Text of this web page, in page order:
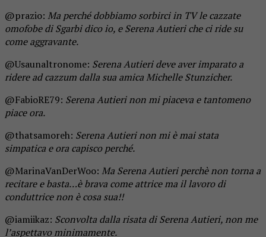
@prazio: Ma perché dobbiamo sorbirci in TV le cazzate
omofobe di Sgarbi dico io, e Serena Autieri che ci ride su
come aggravante.
@Usaunaltronome: Serena Autieri deve aver imparato a
ridere ad cazzum dalla sua amica Michelle Stunzicher.
@FabioRE79: Serena Autieri non mi piaceva e tantomeno
piace ora.
@thatsamoreh: Serena Autieri non mi è mai stata
simpatica e ora capisco perché.
@MarinaVanDerWoo: Ma Serena Autieri perchè non torna a
recitare e basta…è brava come attrice ma il lavoro di
conduttrice non è cosa sua!!
@iamiikaz: Sconvolta dalla risata di Serena Autieri, non me
l’aspettavo minimamente.